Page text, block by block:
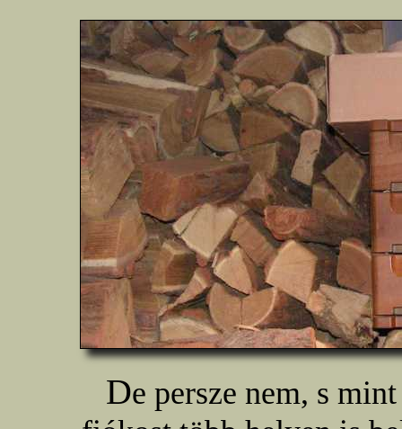
De persze nem, s